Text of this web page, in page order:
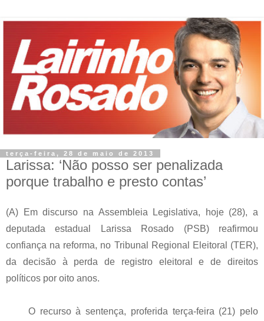
terça-feira, 28 de maio de 2013
Larissa: ‘Não posso ser penalizada
porque trabalho e presto contas’
(A)
Em discurso na Assembleia Legislativa, hoje (28), a
deputada estadual Larissa Rosado (PSB) reafirmou
confiança na reforma, no Tribunal Regional Eleitoral (TER),
da decisão à perda de registro eleitoral e de direitos
políticos por oito anos.
O recurso à sentença, proferida terça-feira (21) pelo